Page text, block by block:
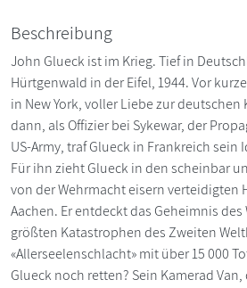
Beschreibung
John Glueck ist im Krieg. Tief in
Hürtgenwald in der Eifel, 1944. Vor
in New York, voller Liebe zur
dann, als Offizier bei Sykewar, der
US-Army, traf Glueck in Frankreich sein
Für ihn zieht Glueck in den scheinbar
von der Wehrmacht eisern verteidigten
Aachen. Er entdeckt das Geheimnis
größten Katastrophen des Zweiten
«Allerseelenschlacht» mit über 15 000
Glueck noch retten? Sein Kamerad